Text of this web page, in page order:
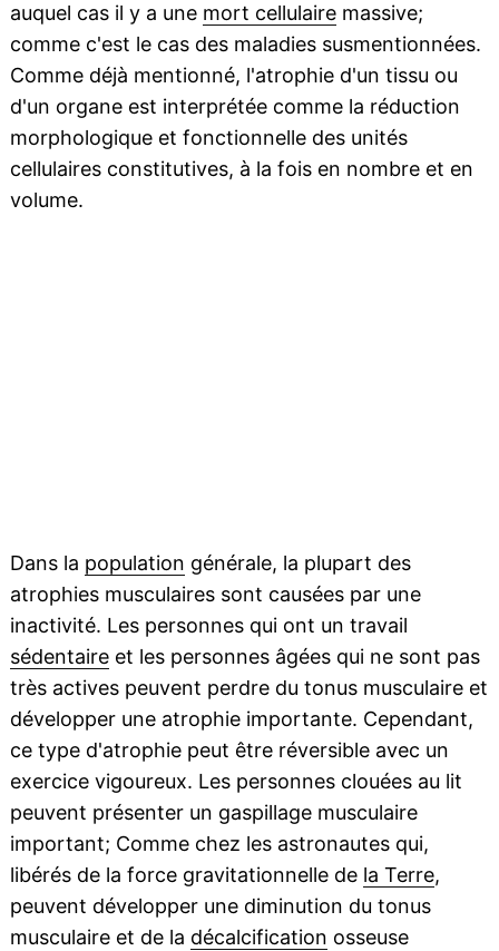
auquel cas il y a une mort cellulairemassive;
comme c'est le cas des maladies susmentionnées.
Comme déjà mentionné, l'atrophie d'un tissu ou
d'un organe est interprétée comme la réduction
morphologique et fonctionnelle des unités
cellulaires constitutives, à la fois en nombre et en
volume.
Dans la population générale, la plupart des
atrophies musculaires sont causées par une
inactivité. Les personnes qui ont un travail
sédentaireet les personnes âgées qui ne sont pas
très actives peuvent perdre du tonus musculaire et
développer une atrophie importante. Cependant,
ce type d'atrophie peut être réversible avec un
exercice vigoureux. Les personnes clouées au lit
peuvent présenter un gaspillage musculaire
important; Comme chez les astronautes qui,
libérés de la force gravitationnelle de la Terre,
peuvent développer une diminution du tonus
musculaire et de la décalcification osseuse